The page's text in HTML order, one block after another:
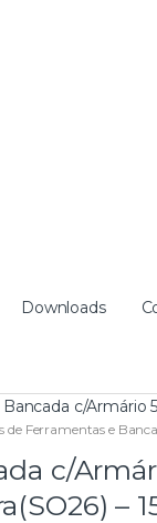
Downloads
Bancada c/Armário
de Ferramentas e
c/
–